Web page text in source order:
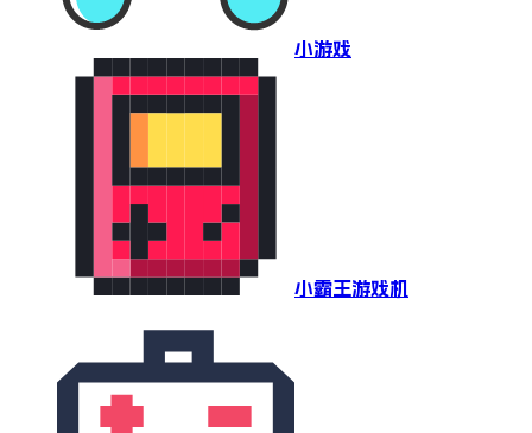
小游戏
小霸王游戏机